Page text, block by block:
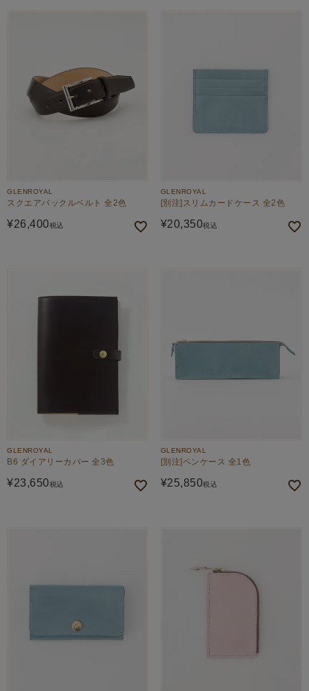
GLENROYAL
スクエアバックルベルト 全2色
¥26,400税込
GLENROYAL
[別注]スリムカードケース 全2色
¥20,350税込
GLENROYAL
B6 ダイアリーカバー 全3色
¥23,650税込
GLENROYAL
[別注]ペンケース 全1色
¥25,850税込